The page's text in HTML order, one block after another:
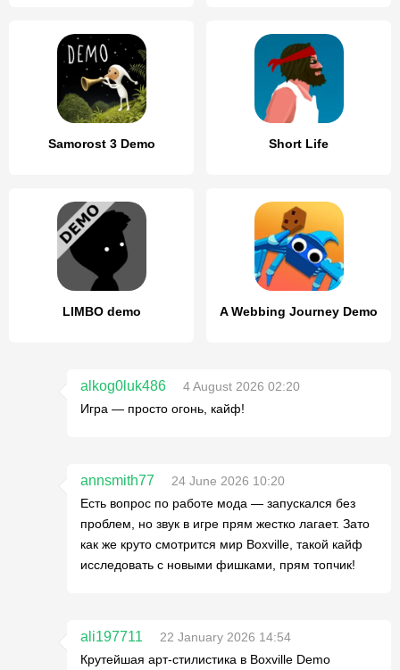
Samorost 3 Demo Short Life
LIMBO demo A Webbing Journey Demo
alkog0luk486
4 August 2026 02:20
Игра — просто огонь, кайф!
annsmith77
24 June 2026 10:20
Есть вопрос по работе мода — запускался без
проблем, но звук в игре прям жестко лагает. Зато
как же круто смотрится мир Boxville, такой кайф
исследовать с новыми фишками, прям топчик!
ali197711
22 January 2026 14:54
Крутейшая арт-стилистика в Boxville Demo